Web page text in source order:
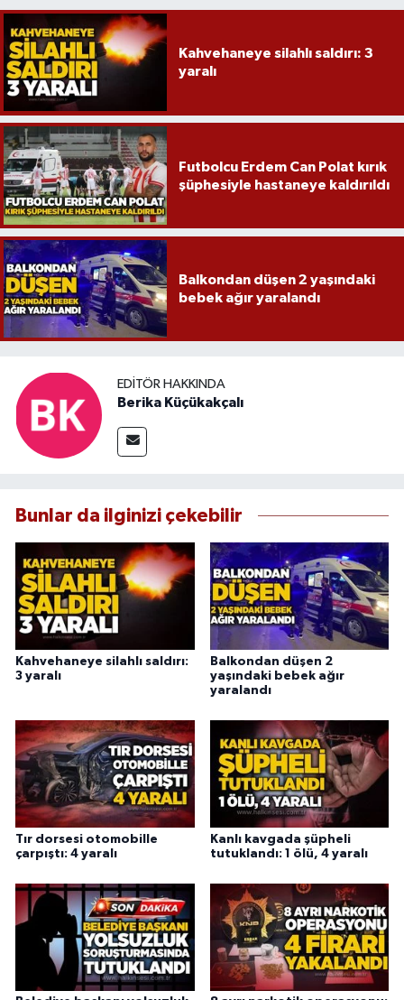
Kahvehaneye silahlı saldırı: 3
yaralı
Futbolcu Erdem Can Polat kırık
şüphesiyle hastaneye kaldırıldı
Balkondan düşen 2 yaşındaki
bebek ağır yaralandı
EDITÖR HAKKINDA
Berika Küçükakçalı
Bunlar da ilginizi çekebilir
Kahvehaneye silahlı saldırı:
3 yaralı
Balkondan düşen 2
yaşındaki bebek ağır
yaralandı
Tır dorsesi otomobille
çarpıştı: 4 yaralı
Kanlı kavgada şüpheli
tutuklandı: 1 ölü, 4 yaralı